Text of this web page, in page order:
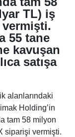
TL) iş
55 tane
kavuşan
satışa
alanlarındaki
Holding’in
tam 58 milyon
siparişi vermişti.